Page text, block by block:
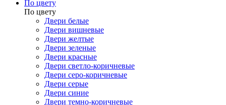
По цвету
По цвету
Двери белые
Двери вишневые
Двери желтые
Двери зеленые
Двери красные
Двери светло-коричневые
Двери серо-коричневые
Двери серые
Двери синие
Двери темно-коричневые